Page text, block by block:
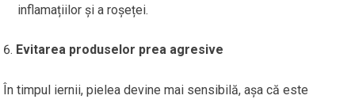
inflamațiilor și a roșeței.
Evitarea produselor prea agresive
În timpul iernii, pielea devine mai sensibilă, așa că este